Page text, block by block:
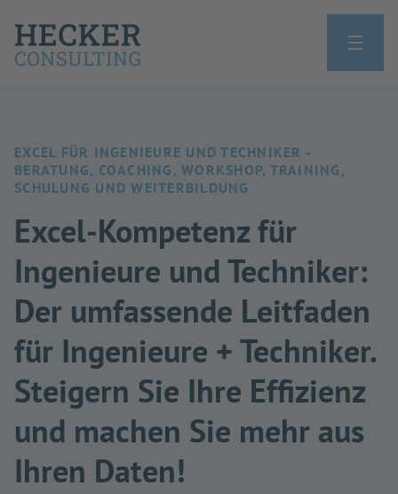
EXCEL FÜR INGENIEURE UND TECHNIKER -
BERATUNG, COACHING, WORKSHOP, TRAINING,
SCHULUNG UND WEITERBILDUNG
Excel-Kompetenz für
Ingenieure und Techniker:
Der umfassende Leitfaden
für Ingenieure + Techniker.
Steigern Sie Ihre Effizienz
und machen Sie mehr aus
Ihren Daten!